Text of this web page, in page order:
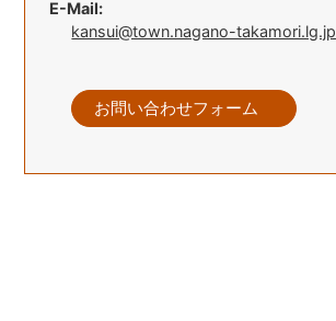
E-Mail:
kansui@town.nagano-takamori.lg.jp
お問い合わせフォーム